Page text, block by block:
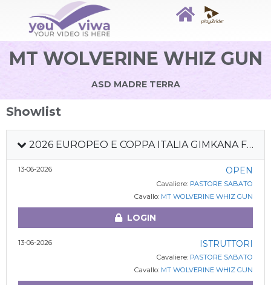
MT WOLVERINE WHIZ GUN
ASD MADRE TERRA
Showlist
2026 EUROPEO E COPPA ITALIA GIMKANA FITETREC
13-06-2026 OPEN
Cavaliere: PASTORE SABATO
Cavallo: MT WOLVERINE WHIZ GUN
LOGIN
13-06-2026 ISTRUTTORI
Cavaliere: PASTORE SABATO
Cavallo: MT WOLVERINE WHIZ GUN